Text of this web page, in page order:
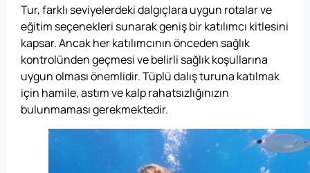
Tur, farklı seviyelerdeki dalgıçlara uygun rotalar ve
eğitim seçenekleri sunarak geniş bir katılımcı kitlesini
kapsar. Ancak her katılımcının önceden sağlık
kontrolünden geçmesi ve belirli sağlık koşullarına
uygun olması önemlidir. Tüplü dalış turuna katılmak
için hamile, astım ve kalp rahatsızlığınızın
bulunmaması gerekmektedir.